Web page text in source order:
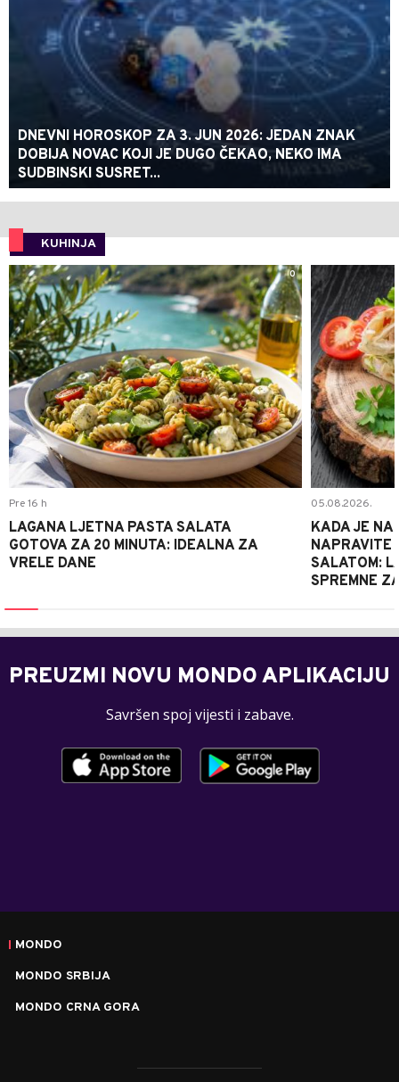
DNEVNI HOROSKOP ZA 3. JUN 2026: JEDAN ZNAK
DOBIJA NOVAC KOJI JE DUGO ČEKAO, NEKO IMA
SUDBINSKI SUSRET...
KUHINJA
0
Pre 16 h
LAGANA LJETNA PASTA SALATA
GOTOVA ZA 20 MINUTA: IDEALNA ZA
VRELE DANE
05.08.2026.
KADA JE
NAPRAVITE
SALATOM:
SPREMNE
PREUZMI NOVU MONDO APLIKACIJU
Savršen spoj vijesti i zabave.
MONDO
MONDO SRBIJA
MONDO CRNA GORA